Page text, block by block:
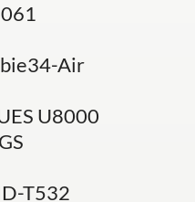
Air
U8000
T532